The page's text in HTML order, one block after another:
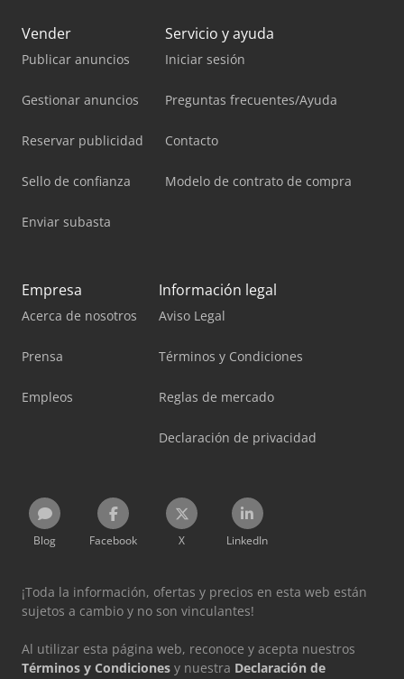
Vender
Publicar anuncios
Gestionar anuncios
Reservar publicidad
Sello de confianza
Enviar subasta
Servicio y ayuda
Iniciar sesión
Preguntas frecuentes/Ayuda
Contacto
Modelo de contrato de compra
Empresa
Acerca de nosotros
Prensa
Empleos
Información legal
Aviso Legal
Términos y Condiciones
Reglas de mercado
Declaración de privacidad
Blog Facebook X LinkedIn
¡Toda la información, ofertas y precios en esta web están
sujetos a cambio y no son vinculantes!
Al utilizar esta página web, reconoce y acepta nuestros
Términos y Condiciones y nuestra Declaración de